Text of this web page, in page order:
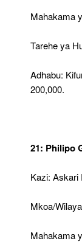
Mahakama
Tarehe ya
Adhabu:
200,000.
21: Philipo
Kazi: Askari
Mkoa/
Mahakama